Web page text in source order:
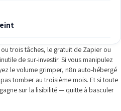
trois tâches, le gratuit de Zapier ou
de sur-investir. Si vous manipulez
le volume grimper, n8n auto-hébergé
tomber au troisième mois. Et si toute
sur la lisibilité — quitte à basculer